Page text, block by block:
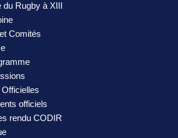
du Rugby à XIII
Comités
officiels
rendu CODIR